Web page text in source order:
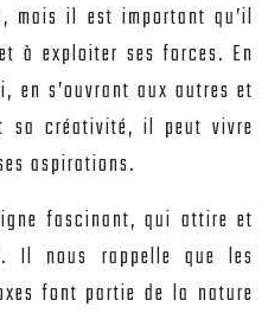
mais il est important qu’il
à exploiter ses forces. En
s’ouvrant aux autres et
créativité, il peut vivre
aspirations.
fascinant, qui attire et
Il nous rappelle que les
font partie de la nature